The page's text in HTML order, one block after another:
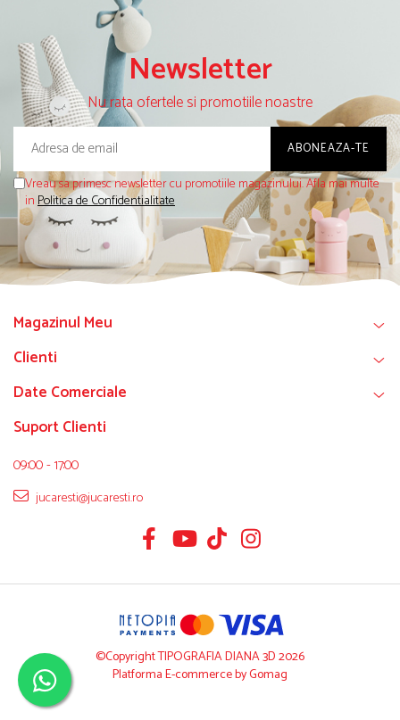
Newsletter
Nu rata ofertele si promotiile noastre
Vreau sa primesc newsletter cu promotiile magazinului. Afla mai multe
inPolitica de Confidentialitate
Magazinul Meu
Clienti
Date Comerciale
Suport Clienti
09:00 - 17:00
jucaresti@jucaresti.ro
©Copyright TIPOGRAFIA DIANA 3D 2026
Platforma E-commerce by Gomag